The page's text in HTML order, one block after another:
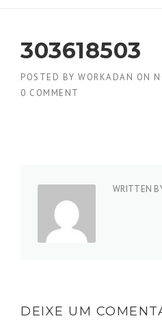
303618503
POSTED BY WORKADAN ON
0 COMMENT
WRITTEN
DEIXE UM